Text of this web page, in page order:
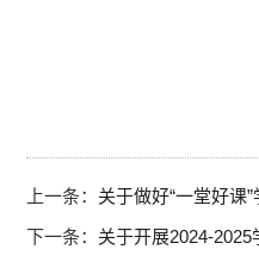
上一条： 关于做好“一堂好课
下一条： 关于开展2024-2025学